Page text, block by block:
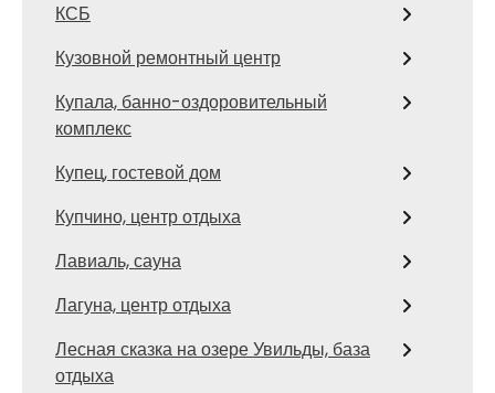
КСБ
Кузовной ремонтный центр
Купала, банно-оздоровительный
комплекс
Купец, гостевой дом
Купчино, центр отдыха
Лавиаль, сауна
Лагуна, центр отдыха
Лесная сказка на озере Увильды, база
отдыха